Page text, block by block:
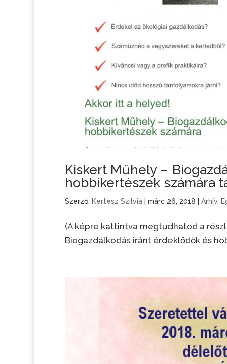
Kiskert Műhely –
hobbikertészek számára
Szerző: Kertész Szilvia| márc 26, 2018 Arhív,
(A képre kattintva megtudhatod a
Biogazdálkodás iránt érdeklődők és